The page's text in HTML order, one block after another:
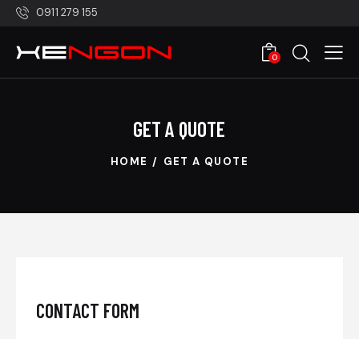
0911 279 155
0
GET A QUOTE
HOME GET A QUOTE
CONTACT FORM